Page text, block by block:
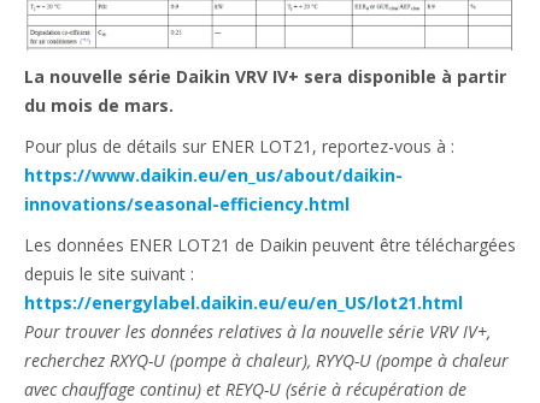
La nouvelle série Daikin VRV IV+ sera disponible à partir
du mois de mars.
Pour plus de détails sur ENER LOT21, reportez-vous à :
https://www.daikin.eu/en_us/about/daikin-
innovations/seasonal-efficiency.html
Les données ENER LOT21 de Daikin peuvent être téléchargées
depuis le site suivant :
https://energylabel.daikin.eu/eu/en_US/lot21.html
Pour trouver les données relatives à la nouvelle série VRV IV+,
recherchez RXYQ-U (pompe à chaleur), RYYQ-U (pompe à chaleur
avec chauffage continu) et REYQ-U (série à récupération de